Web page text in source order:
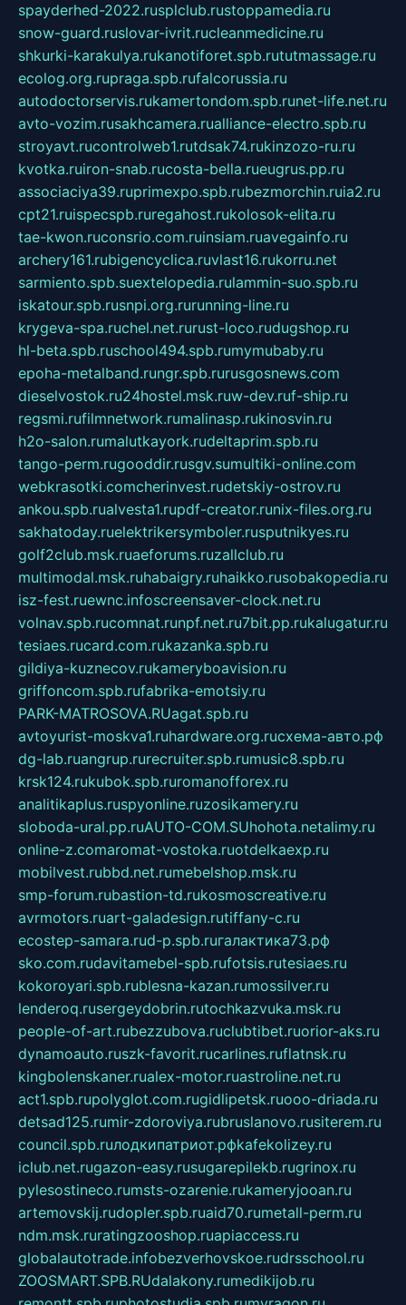
spayderhed-2022.rusplclub.rustoppamedia.ru
snow-guard.ruslovar-ivrit.rucleanmedicine.ru
shkurki-karakulya.rukanotiforet.spb.rututmassage.ru
ecolog.org.rupraga.spb.rufalcorussia.ru
autodoctorservis.rukamertondom.spb.runet-life.net.ru
avto-vozim.rusakhcamera.rualliance-electro.spb.ru
stroyavt.rucontrolweb1.rutdsak74.rukinzozo-ru.ru
kvotka.ruiron-snab.rucosta-bella.rueugrus.pp.ru
associaciya39.ruprimexpo.spb.rubezmorchin.ruia2.ru
cpt21.ruispecspb.ruregahost.rukolosok-elita.ru
tae-kwon.ruconsrio.com.ruinsiam.ruavegainfo.ru
archery161.rubigencyclica.ruvlast16.rukorru.net
sarmiento.spb.suextelopedia.rulammin-suo.spb.ru
iskatour.spb.rusnpi.org.rurunning-line.ru
krygeva-spa.ruchel.net.rurust-loco.rudugshop.ru
hl-beta.spb.ruschool494.spb.rumymubaby.ru
epoha-metalband.rungr.spb.rurusgosnews.com
dieselvostok.ru24hostel.msk.ruw-dev.ruf-ship.ru
regsmi.rufilmnetwork.rumalinasp.rukinosvin.ru
h2o-salon.rumalutkayork.rudeltaprim.spb.ru
tango-perm.rugooddir.rusgv.sumultiki-online.com
webkrasotki.comcherinvest.rudetskiy-ostrov.ru
ankou.spb.rualvesta1.rupdf-creator.runix-files.org.ru
sakhatoday.ruelektrikersymboler.rusputnikyes.ru
golf2club.msk.ruaeforums.ruzallclub.ru
multimodal.msk.ruhabaigry.ruhaikko.rusobakopedia.ru
isz-fest.ruewnc.infoscreensaver-clock.net.ru
volnav.spb.rucomnat.runpf.net.ru7bit.pp.rukalugatur.ru
tesiaes.rucard.com.rukazanka.spb.ru
gildiya-kuznecov.rukameryboavision.ru
griffoncom.spb.rufabrika-emotsiy.ru
PARK-MATROSOVA.RUagat.spb.ru
avtoyurist-moskva1.ruhardware.org.ruсхема-авто.рф
dg-lab.ruangrup.rurecruiter.spb.rumusic8.spb.ru
krsk124.rukubok.spb.ruromanofforex.ru
analitikaplus.ruspyonline.ruzosikamery.ru
sloboda-ural.pp.ruAUTO-COM.SUhohota.netalimy.ru
online-z.comaromat-vostoka.ruotdelkaexp.ru
mobilvest.rubbd.net.rumebelshop.msk.ru
smp-forum.rubastion-td.rukosmoscreative.ru
avrmotors.ruart-galadesign.rutiffany-c.ru
ecostep-samara.rud-p.spb.ruгалактика73.рф
sko.com.rudavitamebel-spb.rufotsis.rutesiaes.ru
kokoroyari.spb.rublesna-kazan.rumossilver.ru
lenderoq.rusergeydobrin.rutochkazvuka.msk.ru
people-of-art.rubezzubova.ruclubtibet.ruorior-aks.ru
dynamoauto.ruszk-favorit.rucarlines.ruflatnsk.ru
kingbolenskaner.rualex-motor.ruastroline.net.ru
act1.spb.rupolyglot.com.rugidlipetsk.ruooo-driada.ru
detsad125.rumir-zdoroviya.rubruslanovo.rusiterem.ru
council.spb.ruлодкипатриот.рфkafekolizey.ru
iclub.net.rugazon-easy.rusugarepilekb.rugrinox.ru
pylesostineco.rumsts-ozarenie.rukameryjooan.ru
artemovskij.rudopler.spb.ruaid70.rumetall-perm.ru
ndm.msk.ruratingzooshop.ruapiaccess.ru
globalautotrade.infobezverhovskoe.rudrsschool.ru
ZOOSMART.SPB.RUdalakony.rumedikijob.ru